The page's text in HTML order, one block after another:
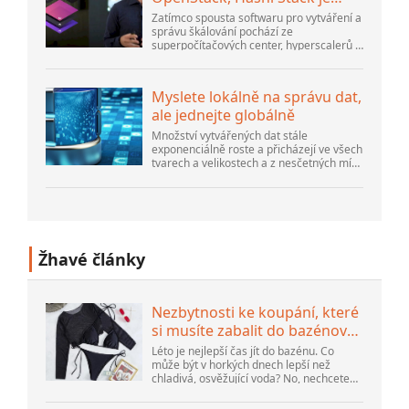
nová další platforma
Zatímco spousta softwaru pro vytváření a
správu škálování pochází ze
superpočítačových center, hyperscalerů a
existuje spousta inovací, které dělají lidé...
Myslete lokálně na správu dat,
ale jednejte globálně
Množství vytvářených dat stále
exponenciálně roste a přicházejí ve všech
tvarech a velikostech a z nesčetných míst.
nestrukturovaný a je to gen...
Žhavé články
Nezbytnosti ke koupání, které
si musíte zabalit do bazénové
tašky
Léto je nejlepší čas jít do bazénu. Co
může být v horkých dnech lepší než
chladivá, osvěžující voda? No, nechcete
jste na něco zapomněli...